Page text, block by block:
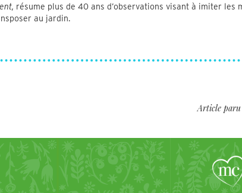
résume plus de 40 ans d’observations visant à imiter les
au jardin.
Article paru